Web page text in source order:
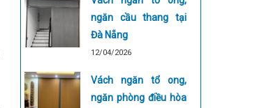
ngăn cầu thang tại
Đà Nẵng
12/04/2026
Vách ngăn tổ ong,
ngăn phòng điều hòa